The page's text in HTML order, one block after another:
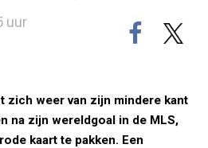
uur
zich weer van zijn mindere kant
na zijn wereldgoal in de MLS,
kaart te pakken. Een